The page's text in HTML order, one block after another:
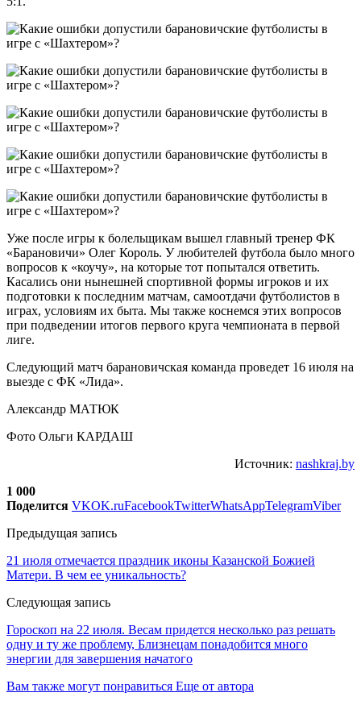
Уже после игры к болельщикам вышел главный тренер ФК
«Барановичи» Олег Король. У любителей футбола было много
вопросов к «коучу», на которые тот попытался ответить.
Касались они нынешней спортивной формы игроков и их
подготовки к последним матчам, самоотдачи футболистов в
играх, условиям их быта. Мы также коснемся этих вопросов
при подведении итогов первого круга чемпионата в первой
лиге.
Следующий матч барановичская команда проведет 16 июля на
выезде с ФК «Лида».
Александр МАТЮК
Фото Ольги КАРДАШ
Источник: nashkraj.by
1 000
Поделится VKOK.ruFacebookTwitterWhatsAppTelegramViber
Предыдущая запись
21 июля отмечается праздник иконы Казанской Божией
Матери. В чем ее уникальность?
Следующая запись
Гороскоп на 22 июля. Весам придется несколько раз решать
одну и ту же проблему, Близнецам понадобится много
энергии для завершения начатого
Вам также могут понравиться Еще от автора